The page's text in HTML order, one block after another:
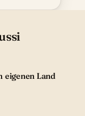
eigenen Land